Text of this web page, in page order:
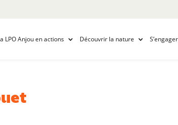
LPO Anjou en actions Découvrir la nature